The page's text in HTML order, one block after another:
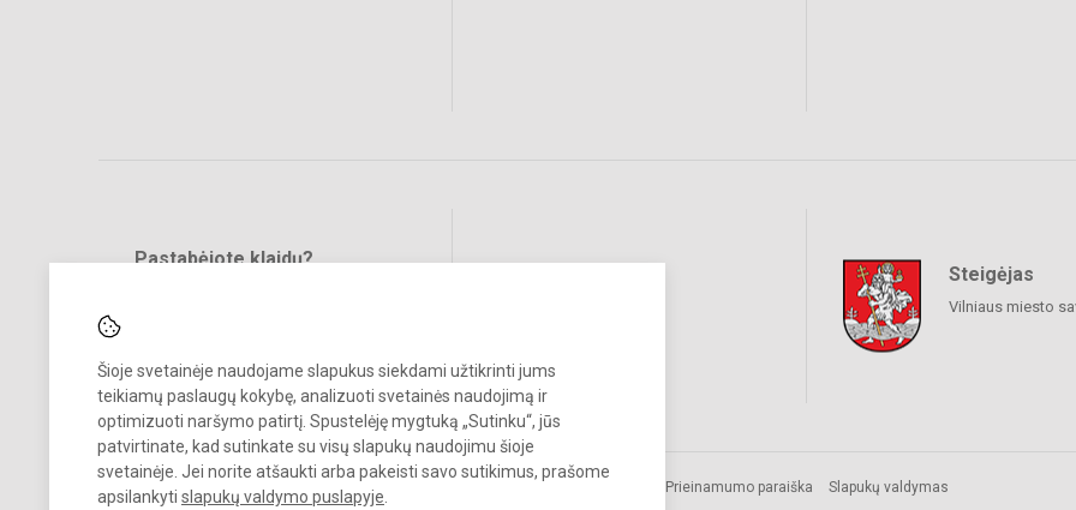
Šioje svetainėje naudojame slapukus siekdami užtikrinti jums
teikiamų paslaugų kokybę, analizuoti svetainės naudojimą ir
optimizuoti naršymo patirtį. Spustelėję mygtuką „Sutinku“, jūs
patvirtinate, kad sutinkate su visų slapukų naudojimu šioje
svetainėje. Jei norite atšaukti arba pakeisti savo sutikimus, prašome
apsilankyti slapukų valdymo puslapyje
Pastabėjote klaidų?
Steigėjas
Vilniaus miesto
© 2022. Vilniaus „Minties" gimnazija. Visos teisės saugomos.
Kopijuoti turinį be raštiško gimnazijos sutikimo griežtai draudžiama.
Prieinamumo paraiška Slapukų valdymas